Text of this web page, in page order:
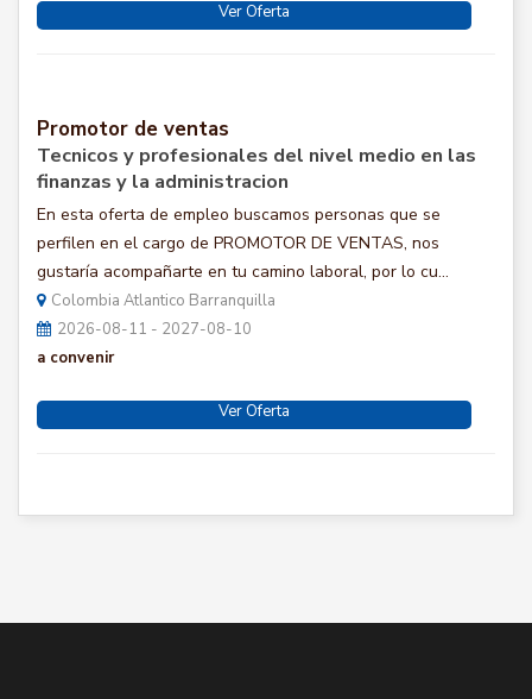
Ver Oferta
Promotor de ventas
Tecnicos y profesionales del nivel medio en las
finanzas y la administracion
En esta oferta de empleo buscamos personas que se
perfilen en el cargo de PROMOTOR DE VENTAS, nos
gustaría acompañarte en tu camino laboral, por lo cu...
Colombia Atlantico Barranquilla
2026-08-11 - 2027-08-10
a convenir
Ver Oferta